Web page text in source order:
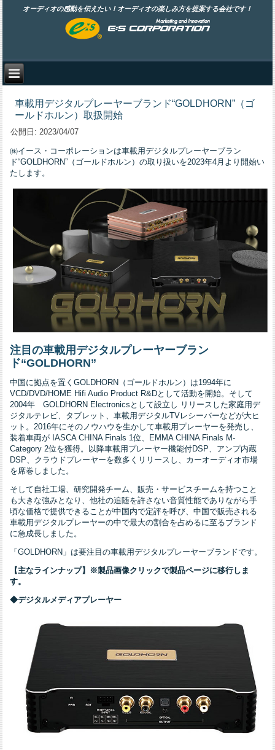
オーディオの感動を伝えたい！オーディオの楽しみ方を提案する会社です！
車載用デジタルプレーヤーブランド“GOLDHORN”（ゴ
ールドホルン）取扱開始
公開日: 2023/04/07
㈱イース・コーポレーションは車載用デジタルプレーヤーブラン
ド“GOLDHORN”（ゴールドホルン）の取り扱いを2023年4月より開始い
たします。
注目の車載用デジタルプレーヤーブラン
ド“GOLDHORN”
中国に拠点を置くGOLDHORN（ゴールドホルン）は1994年に
VCD/DVD/HOME Hifi Audio Product R&Dとして活動を開始。そして
2004年 GOLDHORN Electronicsとして設立し リリースした家庭用デ
ジタルテレビ、タブレット、車載用デジタルTVレシーバーなどが大ヒ
ット。2016年にそのノウハウを生かして車載用プレーヤーを発売し、
装着車両が IASCA CHINA Finals 1位、EMMA CHINA Finals M-
Category 2位を獲得。以降車載用プレーヤー機能付DSP、アンプ内蔵
DSP、クラウドプレーヤーを数多くリリースし、カーオーディオ市場
を席巻しました。
そして自社工場、研究開発チーム、販売・サービスチームを持つこと
も大きな強みとなり、他社の追随を許さない音質性能でありながら手
頃な価格で提供できることが中国内で定評を呼び、中国で販売される
車載用デジタルプレーヤーの中で最大の割合を占めるに至るブランド
に急成長しました。
「GOLDHORN」は要注目の車載用デジタルプレーヤーブランドです。
【主なラインナップ】※製品画像クリックで製品ページに移行しま
す。
◆デジタルメディアプレーヤー